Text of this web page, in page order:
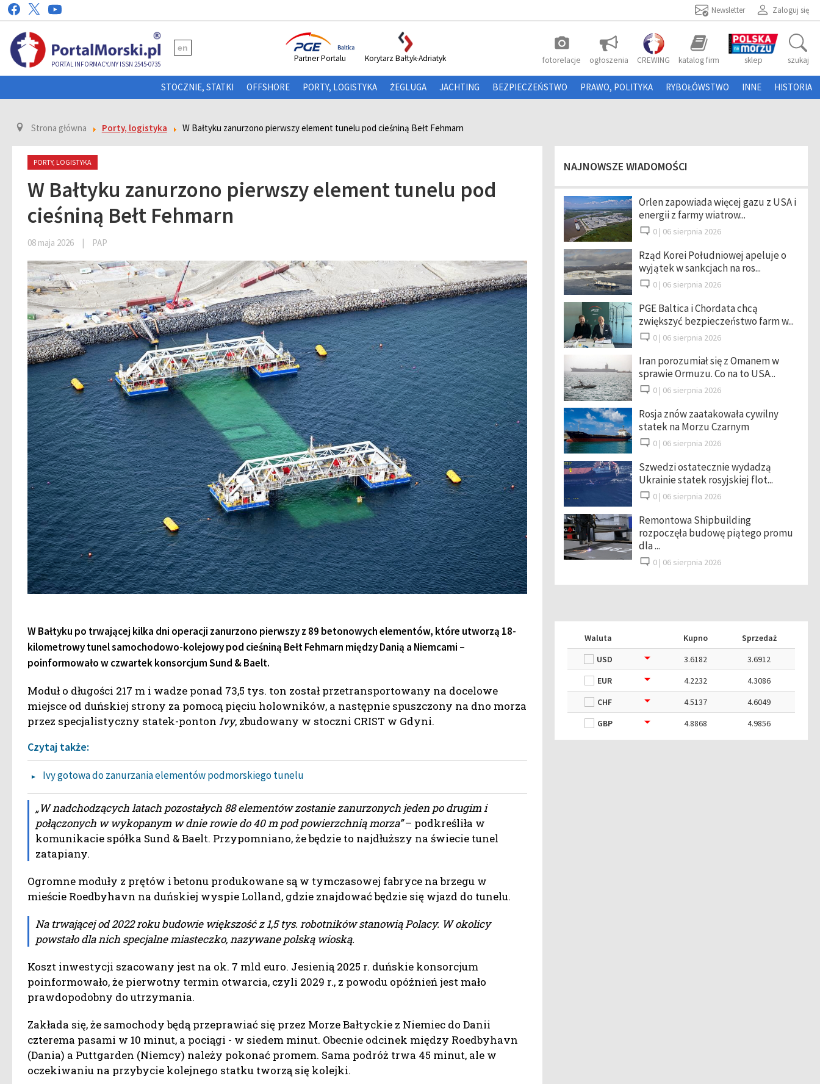
Zaloguj się
Newsletter
PORTAL INFORMACYJNY ISSN 2545-0735
en photo_camera
fotorelacje ogłoszenia CREWING katalog firm sklep szukaj
Partner Portalu Korytarz Bałtyk-Adriatyk
STOCZNIE, STATKI OFFSHORE PORTY, LOGISTYKA ŻEGLUGA JACHTING BEZPIECZEŃSTWO PRAWO, POLITYKA RYBOŁÓWSTWO INNE HISTORIA
Strona główna Porty, logistyka W Bałtyku zanurzono pierwszy element tunelu pod cieśniną Bełt Fehmarn
PORTY, LOGISTYKA
W Bałtyku zanurzono pierwszy element tunelu pod
cieśniną Bełt Fehmarn
08 maja 2026 | PAP
W Bałtyku po trwającej kilka dni operacji zanurzono pierwszy z 89 betonowych elementów, które utworzą 18-
kilometrowy tunel samochodowo-kolejowy pod cieśniną Bełt Fehmarn między Danią a Niemcami –
poinformowało w czwartek konsorcjum Sund & Baelt.
Moduł o długości 217 m i wadze ponad 73,5 tys. ton został przetransportowany na docelowe
miejsce od duńskiej strony za pomocą pięciu holowników, a następnie spuszczony na dno morza
przez specjalistyczny statek-ponton Ivy, zbudowany w stoczni CRIST w Gdyni.
Czytaj także:
Ivy gotowa do zanurzania elementów podmorskiego tunelu
„W nadchodzących latach pozostałych 88 elementów zostanie zanurzonych jeden po drugim i
połączonych w wykopanym w dnie rowie do 40 m pod powierzchnią morza”– podkreśliła w
komunikacie spółka Sund & Baelt. Przypomniano, że będzie to najdłuższy na świecie tunel
zatapiany.
Ogromne moduły z prętów i betonu produkowane są w tymczasowej fabryce na brzegu w
mieście Roedbyhavn na duńskiej wyspie Lolland, gdzie znajdować będzie się wjazd do tunelu.
Na trwającej od 2022 roku budowie większość z 1,5 tys. robotników stanowią Polacy. W okolicy
powstało dla nich specjalne miasteczko, nazywane polską wioską.
Koszt inwestycji szacowany jest na ok. 7 mld euro. Jesienią 2025 r. duńskie konsorcjum
poinformowało, że pierwotny termin otwarcia, czyli 2029 r., z powodu opóźnień jest mało
prawdopodobny do utrzymania.
Zakłada się, że samochody będą przeprawiać się przez Morze Bałtyckie z Niemiec do Danii
czterema pasami w 10 minut, a pociągi - w siedem minut. Obecnie odcinek między Roedbyhavn
(Dania) a Puttgarden (Niemcy) należy pokonać promem. Sama podróż trwa 45 minut, ale w
oczekiwaniu na przybycie kolejnego statku tworzą się kolejki.
NAJNOWSZE WIADOMOŚCI
Orlen zapowiada więcej gazu z USA i
energii z farmy wiatrow...
0 | 06 sierpnia 2026
Rząd Korei Południowej apeluje o
wyjątek w sankcjach na ros...
0 | 06 sierpnia 2026
PGE Baltica i Chordata chcą
zwiększyć bezpieczeństwo farm w...
0 | 06 sierpnia 2026
Iran porozumiał się z Omanem w
sprawie Ormuzu. Co na to USA...
0 | 06 sierpnia 2026
Rosja znów zaatakowała cywilny
statek na Morzu Czarnym
0 | 06 sierpnia 2026
Szwedzi ostatecznie wydadzą
Ukrainie statek rosyjskiej flot...
0 | 06 sierpnia 2026
Remontowa Shipbuilding
rozpoczęła budowę piątego promu
dla ...
0 | 06 sierpnia 2026
Waluta Kupno
Sprzedaż
USD
3.6182
3.6912
EUR
4.2232
4.3086
CHF
4.5137
4.6049
GBP
4.8868 4.9856